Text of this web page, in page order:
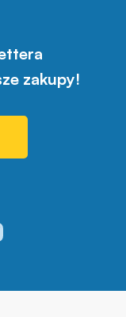
zakupy!
nasz profil w
nasz profil w